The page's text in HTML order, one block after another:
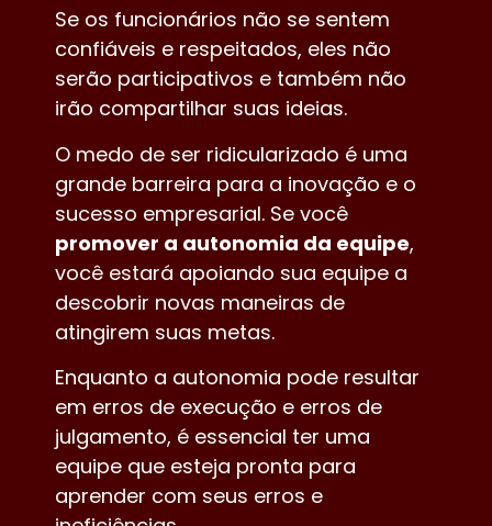
Se os funcionários não se sentem
confiáveis ​​e respeitados, eles não
serão participativos e também não
irão compartilhar suas ideias.
O medo de ser ridicularizado é uma
grande barreira para a inovação e o
sucesso empresarial. Se você
promover a autonomia da equipe,
você estará apoiando sua equipe a
descobrir novas maneiras de
atingirem suas metas.
Enquanto a autonomia pode resultar
em erros de execução e erros de
julgamento, é essencial ter uma
equipe que esteja pronta para
aprender com seus erros e